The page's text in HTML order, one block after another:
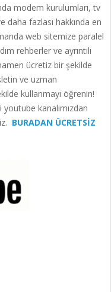
modem kurulumları, tv
fazlası hakkında en
web sitemize paralel
rehberler ve ayrıntılı
ücretiz bir şekilde
ve uzman
kullanmayı öğrenin!
youtube kanalımızdan
BURADAN ÜCRETSİZ